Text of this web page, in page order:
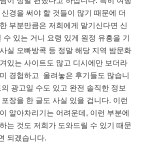
경을 써야 할 것들이 많기 때문에 더
부분만큼은 저희에게 맡기신다면 신
수 있는 거니 요령 있게 원정 유흥을 기
실 오빠방콕 등 정말 해당 지역 밤문화
있는 사이트도 많고 디시에만 보더라
경험하고 올려놓은 후기들도 많습니
광고일 수도 있고 완전 솔직한 정보
장을 한 글도 사실 있을 겁니다. 이런
알아차리기는 어려운데, 이런 부분에
는 것도 저희가 도와드릴 수 있기 때문
되겠습니다.